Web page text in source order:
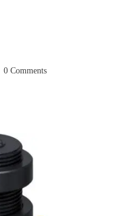
0 Comments